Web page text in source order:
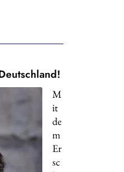
M
it
de
m
Er
sc